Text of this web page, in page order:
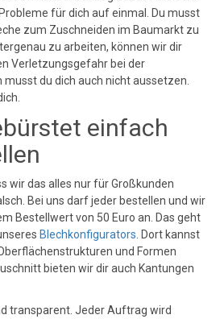
für dich auf einmal. Du musst
zum Zuschneiden im Baumarkt zu
zu arbeiten, können wir dir
Verletzungsgefahr bei der
du dich auch nicht aussetzen.
einfach
wir das alles nur für Großkunden
Bei uns darf jeder bestellen und wir
Bestellwert von 50 Euro an. Das geht
Blechkonfigurators . Dort kannst
und Formen
bieten wir dir auch Kantungen
transparent. Jeder Auftrag wird